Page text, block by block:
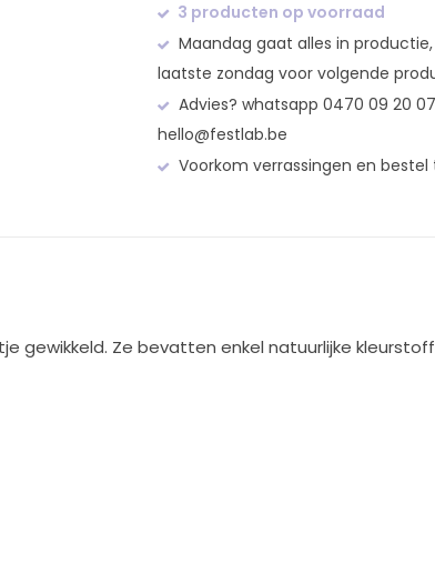
3 producten op voorraad
Maandag gaat alles in
laatste zondag voor volgende
Advies? whatsapp 0470 09 20
hello@festlab.be
Voorkom verrassingen en bestel
gewikkeld. Ze bevatten enkel natuurlijke